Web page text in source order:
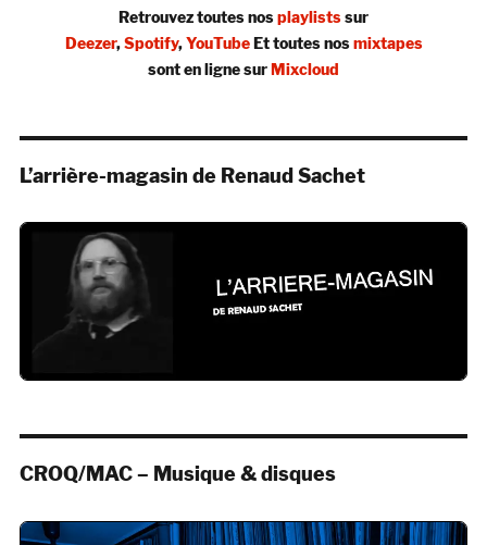
Retrouvez toutes nosplaylistssur
Deezer,Spotify,YouTubeEt toutes nosmixtapes
sont en ligne surMixcloud
L’arrière-magasin de Renaud Sachet
CROQ/MAC – Musique & disques